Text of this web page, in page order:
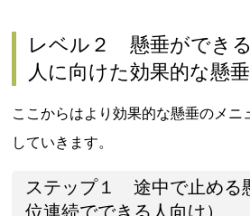
レベル２ 懸垂ができ
人に向けた効果的な懸
ここからはより効果的な懸垂のメニ
していきます。
ステップ１ 途中で止める
位連続でできる人向け）